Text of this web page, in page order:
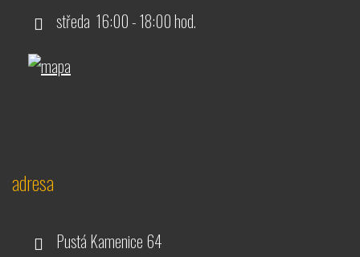
středa 16:00 - 18:00 hod.
adresa
Pustá Kamenice 64